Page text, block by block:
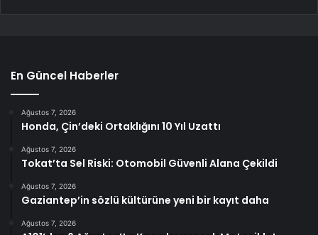
En Güncel Haberler
Ağustos 7, 2026
Honda, Çin’deki Ortaklığını 10 Yıl Uzattı
Ağustos 7, 2026
Tokat’ta Sel Riski: Otomobil Güvenli Alana Çekildi
Ağustos 7, 2026
Gaziantep’in sözlü kültürüne yeni bir kayıt daha
Ağustos 7, 2026